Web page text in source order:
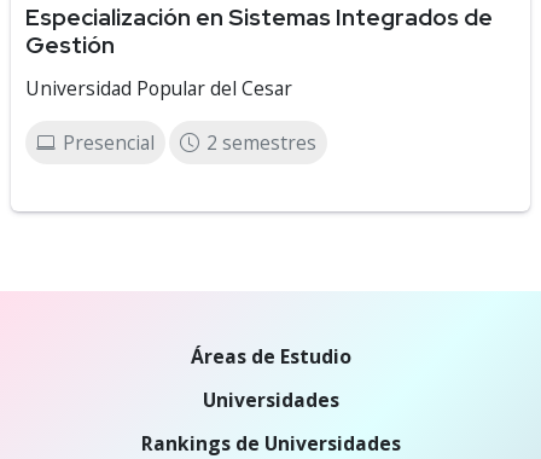
Especialización en Sistemas Integrados de
Gestión
Universidad Popular del Cesar
Presencial 2 semestres
Áreas de Estudio
Universidades
Rankings de Universidades